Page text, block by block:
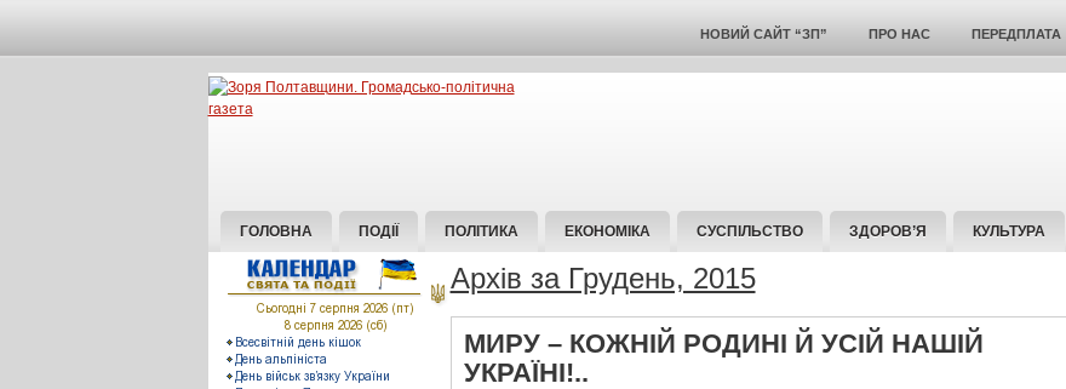
НОВИЙ САЙТ “ЗП” ПРО НАС ПЕРЕДПЛАТА
ГОЛОВНА ПОДІЇ ПОЛІТИКА ЕКОНОМІКА СУСПІЛЬСТВО ЗДОРОВ’Я КУЛЬТУРА
Архів за Грудень, 2015
МИРУ – КОЖНІЙ РОДИНІ Й УСІЙ НАШІЙ
УКРАЇНІ!..